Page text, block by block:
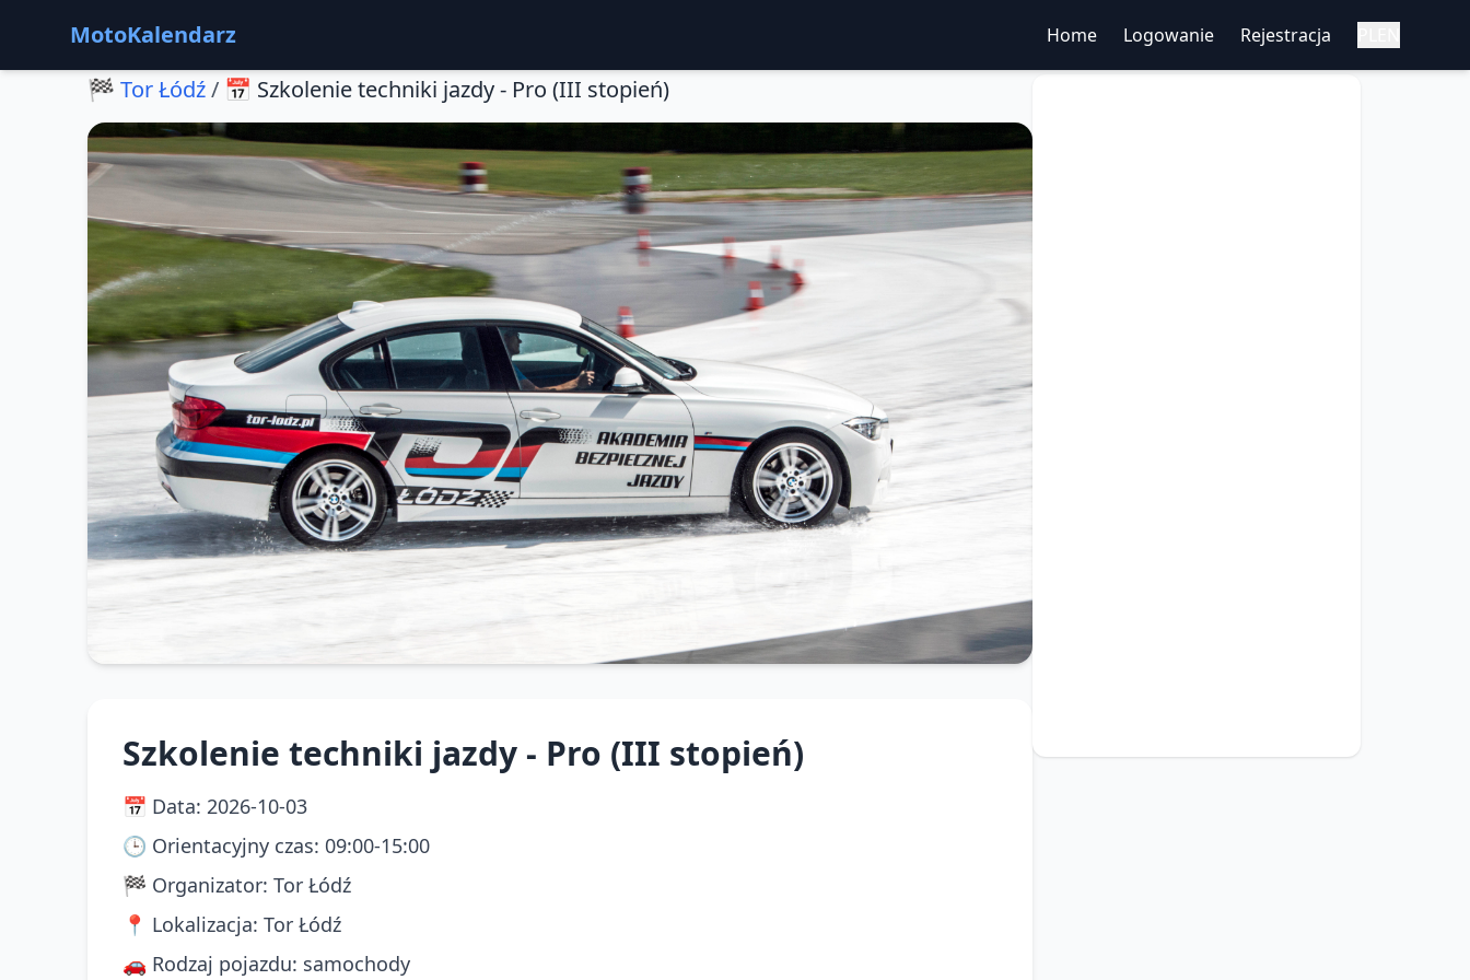
MotoKalendarz Home Logowanie Rejestracja
🏁 Tor Łódź/ 📅 Szkolenie techniki jazdy - Pro (III stopień)
Szkolenie techniki jazdy - Pro (III stopień)
📅 Data: 2026-10-03
🕒 Orientacyjny czas: 09:00-15:00
🏁 Organizator: Tor Łódź
📍 Lokalizacja: Tor Łódź
🚗 Rodzaj pojazdu: samochody